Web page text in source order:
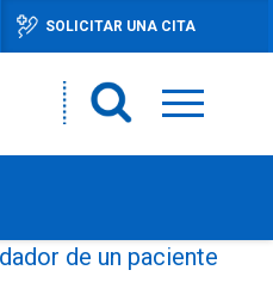
SOLICITAR UNA CITA
de un paciente